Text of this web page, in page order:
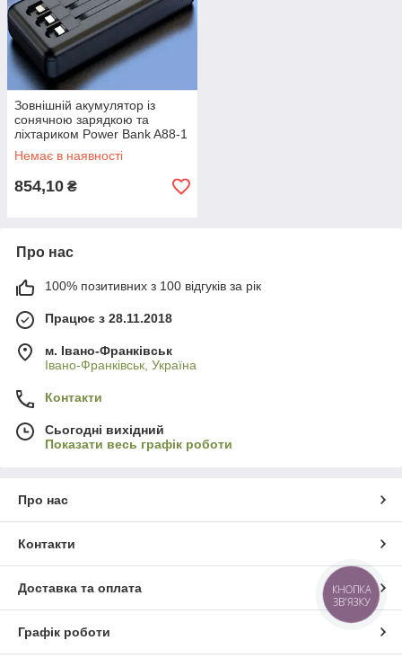
Зовнішній акумулятор із
сонячною зарядкою та
ліхтариком Power Bank A88-1
30000 mAh (35223)
Немає в наявності
854,10 ₴
Про нас
100% позитивних з 100 відгуків за рік
Працює з 28.11.2018
м. Івано-Франківськ
Івано-Франківськ, Україна
Контакти
Сьогодні вихідний
Показати весь графік роботи
Про нас
Контакти
Доставка та оплата
Графік роботи
КНОПКА
ЗВ'ЯЗКУ